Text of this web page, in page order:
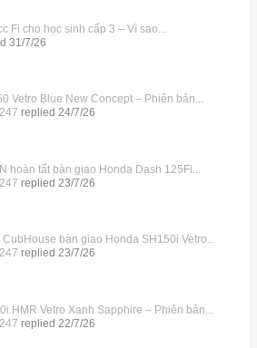
Fi cho học sinh cấp 3 – Vì sao...
31/7/26
Vetro Blue New Concept – Phiên bản...
replied 24/7/26
hoàn tất bàn giao Honda Dash 125Fi...
replied 23/7/26
bàn giao Honda SH150i Vetro...
replied 23/7/26
HMR Vetro Xanh Sapphire – Phiên bản...
replied 22/7/26